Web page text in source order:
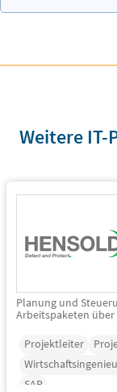
Weitere
Planung und
Arbeitspaketen über
Projektleiter
SAP